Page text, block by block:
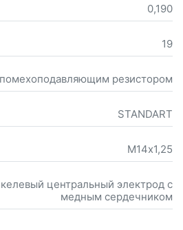
0,190
19
резистором
STANDART
М14х1,25
центральный электрод с
медным сердечником